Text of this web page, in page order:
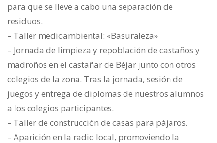
para que se lleve a cabo una separación de
residuos.
– Taller medioambiental: «Basuraleza»
– Jornada de limpieza y repoblación de castaños y
madroños en el castañar de Béjar junto con otros
colegios de la zona. Tras la jornada, sesión de
juegos y entrega de diplomas de nuestros alumnos
a los colegios participantes.
– Taller de construcción de casas para pájaros.
– Aparición en la radio local, promoviendo la